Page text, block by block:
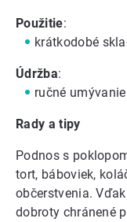
Použitie:
krátkodobé
Údržba:
ručné umývanie
Rady a tipy
Podnos s
tort, báboviek,
občerstvenia.
dobroty chránené